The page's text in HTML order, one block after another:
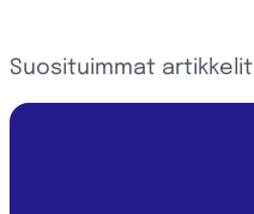
Suosituimmat artikkelit